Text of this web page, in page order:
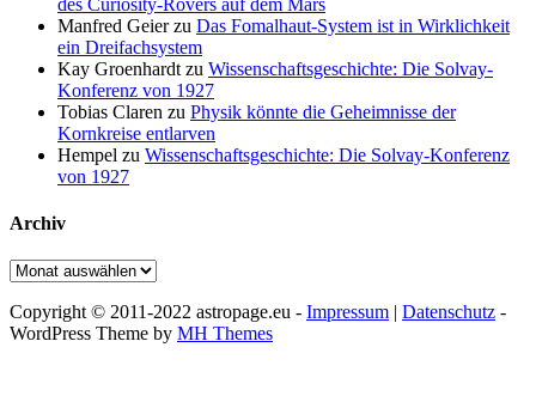
Manfred Geierzu Das Fomalhaut-System ist in Wirklichkeit
ein Dreifachsystem
Kay Groenhardt zu Wissenschaftsgeschichte: Die Solvay-
Konferenz von 1927
Tobias Claren zu Physik könnte die Geheimnisse der
Kornkreise entlarven
Hempel zu Wissenschaftsgeschichte: Die Solvay-Konferenz
von 1927
Archiv
Archiv
Copyright © 2011-2022 astropage.eu - Impressum | Datenschutz -
WordPress Theme by MH Themes